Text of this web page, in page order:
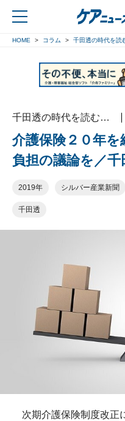
HOME コラム 千田透の時代を読
千田透の時代を読む視点
介護保険２０年を
負担の議論を／千
2019年 シルバー産業新聞
千田透
次期介護保険制度改正